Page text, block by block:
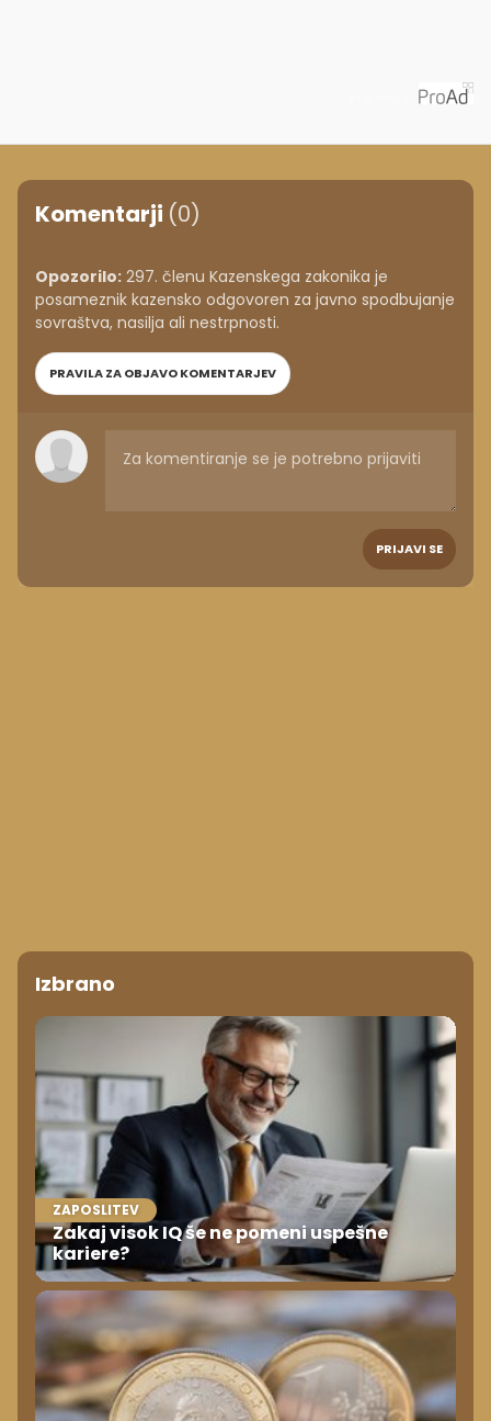
Komentarji (0)
Opozorilo: 297. členu Kazenskega zakonika je
posameznik kazensko odgovoren za javno spodbujanje
sovraštva, nasilja ali nestrpnosti.
PRAVILA ZA OBJAVO KOMENTARJEV
PRIJAVI SE
Izbrano
ZAPOSLITEV
Zakaj visok IQ še ne pomeni uspešne
kariere?